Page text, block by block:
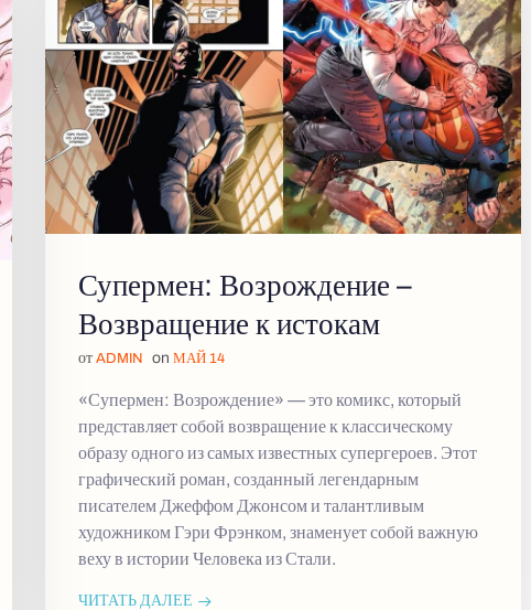
Супермен: Возрождение –
Возвращение к истокам
от ADMIN on МАЙ 14
«Супермен: Возрождение» — это комикс, который
представляет собой возвращение к классическому
образу одного из самых известных супергероев. Этот
графический роман, созданный легендарным
писателем Джеффом Джонсом и талантливым
художником Гэри Фрэнком, знаменует собой важную
веху в истории Человека из Стали.
ЧИТАТЬ ДАЛЕЕ